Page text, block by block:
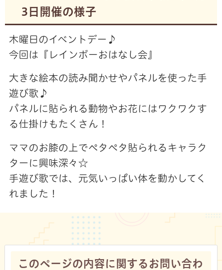
3日開催の様子
木曜日のイベントデー♪
今回は『レインボーおはなし会』
大きな絵本の読み聞かせやパネルを使った手
遊び歌♪
パネルに貼られる動物やお花にはワクワクす
る仕掛けもたくさん！
ママのお膝の上でペタペタ貼られるキャラク
ターに興味深々☆
手遊び歌では、元気いっぱい体を動かしてく
れました！
このページの内容に関するお問い合わ